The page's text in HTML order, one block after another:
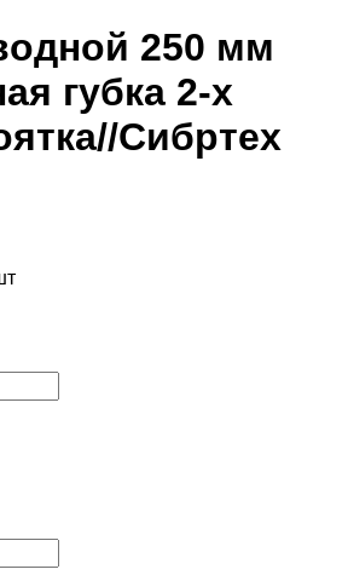
250 мм
губка 2-х
Сибртех